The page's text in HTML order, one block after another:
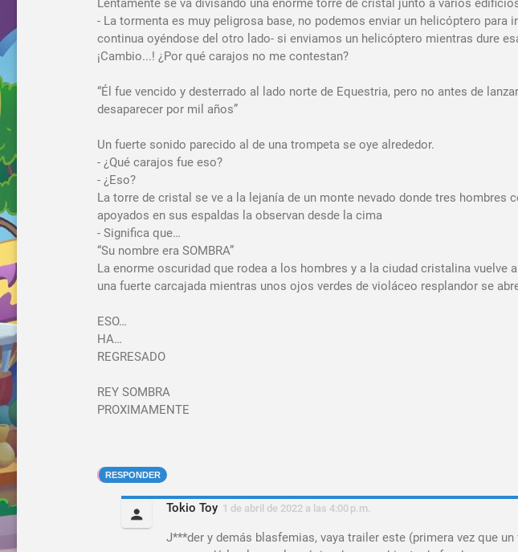
Lentamente se va divisando una enorme torre de cristal junto a varios
- La tormenta es muy peligrosa base, no podemos enviar un helicóptero para
continua oyéndose del otro lado- si enviamos un helicóptero mientras dure
¡Cambio...! ¿Por qué carajos no me contestan?
“Él fue vencido y desterrado al lado norte de Equestria, pero no antes de
desaparecer por mil años”
Un fuerte sonido parecido al de una trompeta se oye alrededor.
- ¿Qué carajos fue eso?
- ¿Eso?
La torre de cristal se ve a la lejanía de un monte nevado donde tres
apoyados en sus espaldas la observan desde la cima
- Significa que…
“Su nombre era SOMBRA”
La enorme oscuridad que rodea a los hombres y a la ciudad cristalina vuelve
una fuerte carcajada mientras unos ojos verdes de violáceo resplandor se
ESO…
HA…
REGRESADO
REY SOMBRA
PROXIMAMENTE
RESPONDER
Tokio Toy 1 de abril de 2022 a las 4:00 p.m.
J***der y demás blasfemias, vaya trailer este (primera vez que